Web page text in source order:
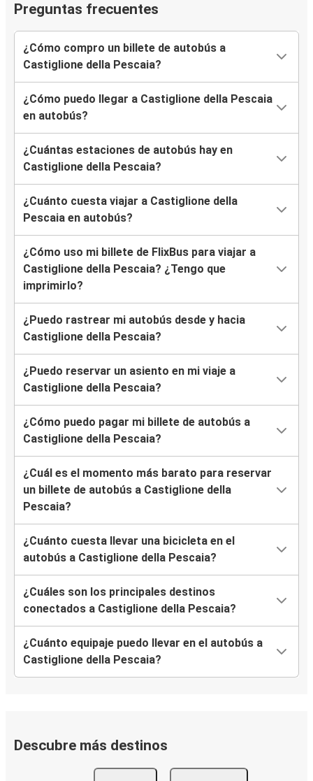
Preguntas frecuentes
¿Cómo compro un billete de autobús a
Castiglione della Pescaia?
¿Cómo puedo llegar a Castiglione della Pescaia
en autobús?
¿Cuántas estaciones de autobús hay en
Castiglione della Pescaia?
¿Cuánto cuesta viajar a Castiglione della
Pescaia en autobús?
¿Cómo uso mi billete de FlixBus para viajar a
Castiglione della Pescaia? ¿Tengo que
imprimirlo?
¿Puedo rastrear mi autobús desde y hacia
Castiglione della Pescaia?
¿Puedo reservar un asiento en mi viaje a
Castiglione della Pescaia?
¿Cómo puedo pagar mi billete de autobús a
Castiglione della Pescaia?
¿Cuál es el momento más barato para reservar
un billete de autobús a Castiglione della
Pescaia?
¿Cuánto cuesta llevar una bicicleta en el
autobús a Castiglione della Pescaia?
¿Cuáles son los principales destinos
conectados a Castiglione della Pescaia?
¿Cuánto equipaje puedo llevar en el autobús a
Castiglione della Pescaia?
Descubre más destinos